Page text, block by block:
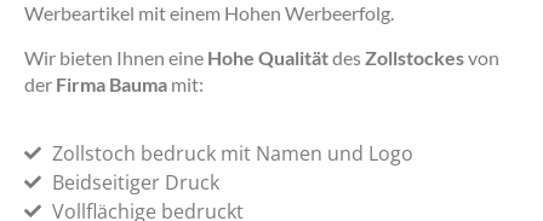
Werbeartikel mit einem Hohen Werbeerfolg.
Wir bieten Ihnen eine Hohe Qualitätdes Zollstockesvon
der Firma Bauma mit:
Zollstoch bedruck mit Namen und Logo
Beidseitiger Druck
Vollflächige bedruckt